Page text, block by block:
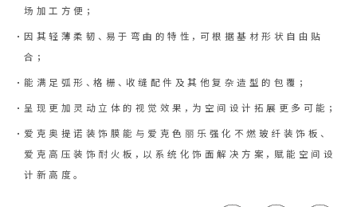
场加工方便；
因其轻薄柔韧、易于弯曲的特性，可根据基材形状自由贴
合；
能满足弧形、格栅、收缝配件及其他复杂造型的包覆；
呈现更加灵动立体的视觉效果，为空间设计拓展更多可能；
爱克奥提诺装饰膜能与爱克色丽乐强化不燃玻纤装饰板、
爱克高压装饰耐火板，以系统化饰面解决方案，赋能空间设
计新高度。